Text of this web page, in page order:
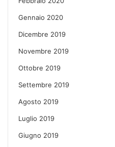
Gennaio 2020
Dicembre 2019
Novembre 2019
Ottobre 2019
Settembre 2019
Agosto 2019
Luglio 2019
Giugno 2019